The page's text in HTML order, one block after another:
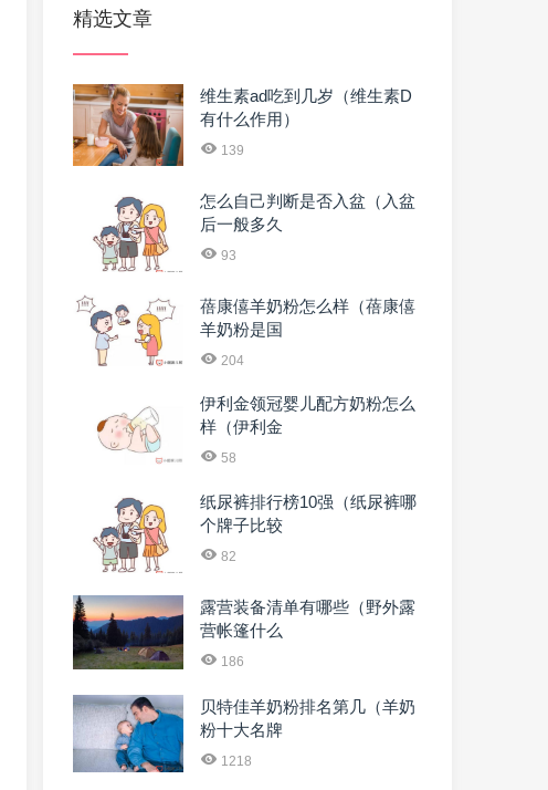
精选文章
维生素ad吃到几岁（维生素D
有什么作用）
139
怎么自己判断是否入盆（入盆
后一般多久
93
蓓康僖羊奶粉怎么样（蓓康僖
羊奶粉是国
204
伊利金领冠婴儿配方奶粉怎么
样（伊利金
58
纸尿裤排行榜10强（纸尿裤哪
个牌子比较
82
露营装备清单有哪些（野外露
营帐篷什么
186
贝特佳羊奶粉排名第几（羊奶
粉十大名牌
1218